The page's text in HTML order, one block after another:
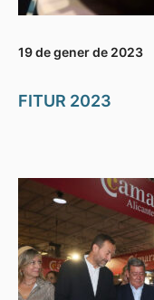
19 de gener de 2023
FITUR 2023